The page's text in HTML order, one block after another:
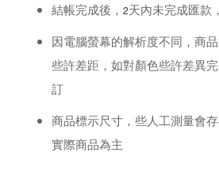
結帳完成後， 2天內未完成匯款
因電腦螢幕的解析度不同，商
些許差距，如對顏色些許差異
訂
商品標示尺寸，些人工測量會
實際商品為主